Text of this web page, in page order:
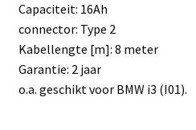
Capaciteit: 16Ah
connector: Type 2
Kabellengte [m]: 8 meter
Garantie: 2 jaar
o.a. geschikt voor BMW i3 (I01).